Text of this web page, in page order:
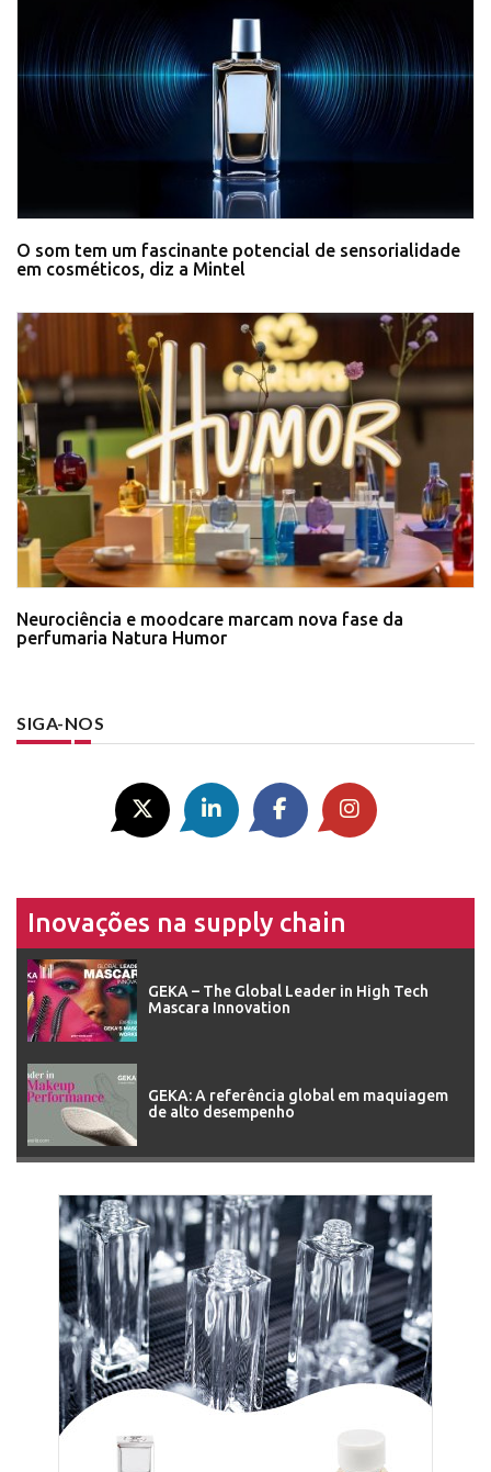
O som tem um fascinante potencial de sensorialidade
em cosméticos, diz a Mintel
Neurociência e moodcare marcam nova fase da
perfumaria Natura Humor
SIGA-NOS
Inovações na supply chain
GEKA – The Global Leader in High Tech
Mascara Innovation
GEKA: A referência global em maquiagem
de alto desempenho